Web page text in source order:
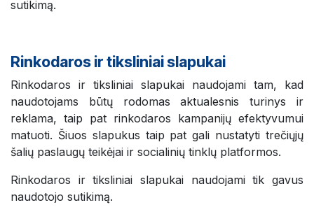
sutikimą.
Rinkodaros ir tiksliniai slapukai
Rinkodaros ir tiksliniai slapukai naudojami tam, kad
naudotojams būtų rodomas aktualesnis turinys ir
reklama, taip pat rinkodaros kampanijų efektyvumui
matuoti. Šiuos slapukus taip pat gali nustatyti trečiųjų
šalių paslaugų teikėjai ir socialinių tinklų platformos.
Rinkodaros ir tiksliniai slapukai naudojami tik gavus
naudotojo sutikimą.